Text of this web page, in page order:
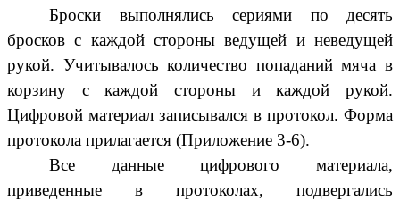
Броски выполнялись сериями по десять
бросков с каждой стороны ведущей и неведущей
рукой. Учитывалось количество попаданий мяча в
корзину с каждой стороны и каждой рукой.
Цифровой материал записывался в протокол. Форма
протокола прилагается (Приложение 3-6).
Все данные цифрового материала,
приведенные в протоколах, подвергались